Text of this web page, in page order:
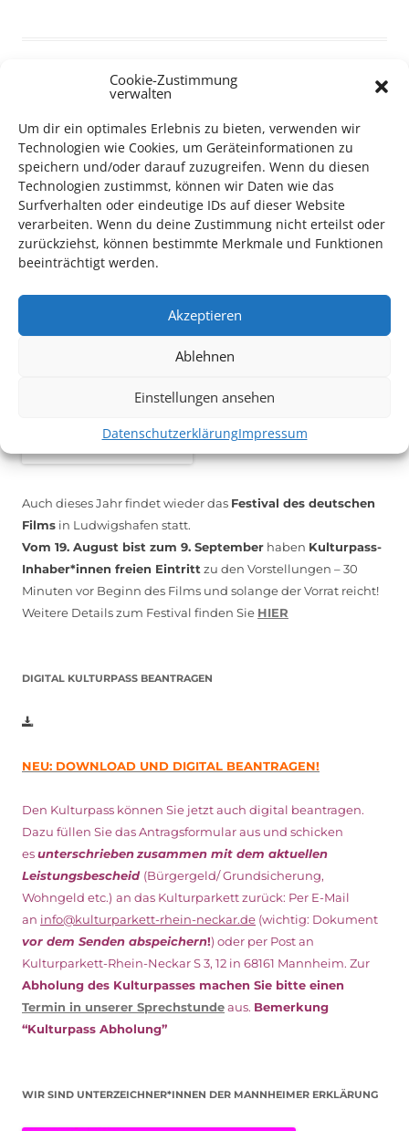
Cookie-Zustimmung
verwalten
Um dir ein optimales Erlebnis zu bieten, verwenden wir
Technologien wie Cookies, um Geräteinformationen zu
speichern und/oder darauf zuzugreifen. Wenn du diesen
Technologien zustimmst, können wir Daten wie das
Surfverhalten oder eindeutige IDs auf dieser Website
verarbeiten. Wenn du deine Zustimmung nicht erteilst oder
zurückziehst, können bestimmte Merkmale und Funktionen
beeinträchtigt werden.
Akzeptieren
Ablehnen
Einstellungen ansehen
DatenschutzerklärungImpressum
Das Kulturparkett freut sich stets überehrenamtliche
Mithilfe im Bereich Technik. Sie haben Interesse? Dann
melden Sie sich unterinfo@kulturparkett-rhein-neckar.de
*KULTURTIPP SOMMERPAUSE: FESTIVAL DES DEUTSCHEN FILMS*
Auch dieses Jahr findet wieder das Festival des deutschen
Films in Ludwigshafen statt.
Vom 19. August bist zum 9. September haben Kulturpass-
Inhaber*innen freien Eintritt zu den Vorstellungen – 30
Minuten vor Beginn des Films und solange der Vorrat reicht!
Weitere Details zum Festival finden Sie HIER
DIGITAL KULTURPASS BEANTRAGEN
NEU: DOWNLOAD UND DIGITAL BEANTRAGEN!
Den Kulturpass können Sie jetzt auch digital beantragen.
Dazu füllen Sie das Antragsformular aus und schicken
esunterschriebenzusammen mit dem aktuellen
Leistungsbescheid (Bürgergeld/ Grundsicherung,
Wohngeld etc.) an das Kulturparkett zurück: Per E-Mail
an info@kulturparkett-rhein-neckar.de (wichtig: Dokument
vor dem Senden abspeichern!) oder per Post an
Kulturparkett-Rhein-Neckar S 3, 12 in 68161 Mannheim. Zur
Abholung des Kulturpasses machen Sie bitte einen
Termin in unserer Sprechstundeaus. Bemerkung
“Kulturpass Abholung”
WIR SIND UNTERZEICHNER*INNEN DER MANNHEIMER ERKLÄRUNG